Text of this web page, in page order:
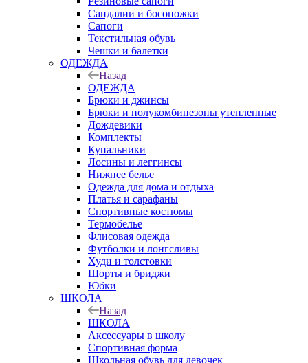
Сандалии и босоножки
Сапоги
Текстильная обувь
Чешки и балетки
ОДЕЖДА
Назад
ОДЕЖДА
Брюки и джинсы
Брюки и полукомбинезоны утепленные
Дождевики
Комплекты
Купальники
Лосины и леггинсы
Нижнее белье
Одежда для дома и отдыха
Платья и сарафаны
Спортивные костюмы
Термобелье
Флисовая одежда
Футболки и лонгсливы
Худи и толстовки
Шорты и бриджи
Юбки
ШКОЛА
Назад
ШКОЛА
Аксессуары в школу
Спортивная форма
Школьная обувь для девочек